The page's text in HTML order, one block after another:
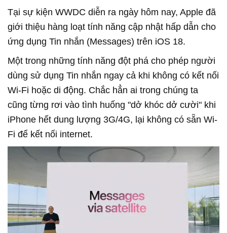
Tại sự kiện WWDC diễn ra ngày hôm nay, Apple đã
giới thiệu hàng loạt tính năng cập nhật hấp dẫn cho
ứng dụng Tin nhắn (Messages) trên iOS 18.
Một trong những tính năng đột phá cho phép người
dùng sử dụng Tin nhắn ngay cả khi không có kết nối
Wi-Fi hoặc di động. Chắc hẳn ai trong chúng ta
cũng từng rơi vào tình huống "dở khóc dở cười" khi
iPhone hết dung lượng 3G/4G, lại không có sẵn Wi-
Fi để kết nối internet.